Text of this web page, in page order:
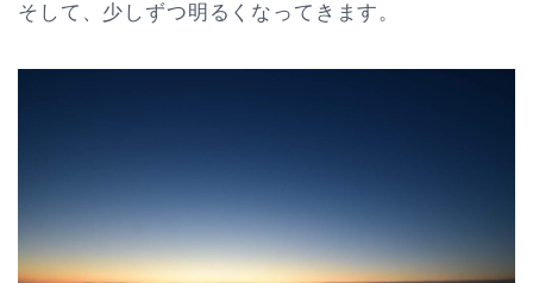
そして、少しずつ明るくなってきます。